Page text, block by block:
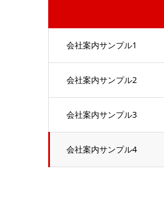
会社案内サンプル1
会社案内サンプル2
会社案内サンプル3
会社案内サンプル4